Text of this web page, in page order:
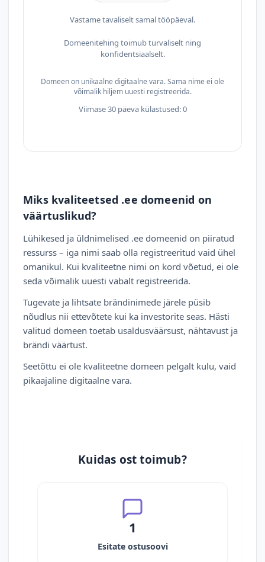
Vastame tavaliselt samal tööpäeval.
Domeenitehing toimub turvaliselt ning
konfidentsiaalselt.
Domeen on unikaalne digitaalne vara. Sama nime ei ole
võimalik hiljem uuesti registreerida.
Viimase 30 päeva külastused: 0
Miks kvaliteetsed .ee domeenid on
väärtuslikud?
Lühikesed ja üldnimelised .ee domeenid on piiratud
ressurss – iga nimi saab olla registreeritud vaid ühel
omanikul. Kui kvaliteetne nimi on kord võetud, ei ole
seda võimalik uuesti vabalt registreerida.
Tugevate ja lihtsate brändinimede järele püsib
nõudlus nii ettevõtete kui ka investorite seas. Hästi
valitud domeen toetab usaldusväärsust, nähtavust ja
brändi väärtust.
Seetõttu ei ole kvaliteetne domeen pelgalt kulu, vaid
pikaajaline digitaalne vara.
Kuidas ost toimub?
1
Esitate ostusoovi